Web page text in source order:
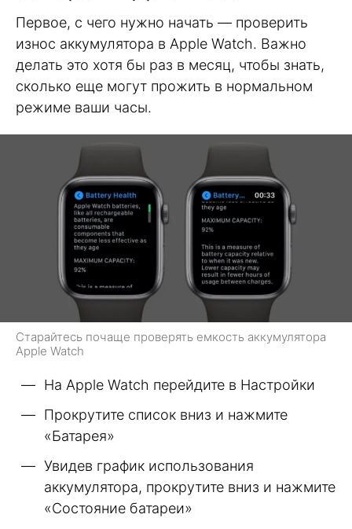
Первое, с чего нужно начать — проверить
износ аккумулятора в Apple Watch. Важно
делать это хотя бы раз в месяц, чтобы знать,
сколько еще могут прожить в нормальном
режиме ваши часы.
Старайтесь почаще проверять емкость аккумулятора
Apple Watch
На Apple Watch перейдите в Настройки
Прокрутите список вниз и нажмите
«Батарея»
Увидев график использования
аккумулятора, прокрутите вниз и нажмите
«Состояние батареи»